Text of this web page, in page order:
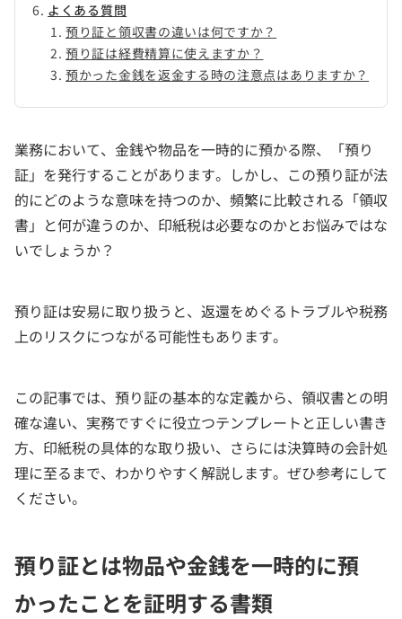
よくある質問
預り証と領収書の違いは何ですか？
預り証は経費精算に使えますか？
預かった金銭を返金する時の注意点はありますか？
業務において、金銭や物品を一時的に預かる際、「預り
証」を発行することがあります。しかし、この預り証が法
的にどのような意味を持つのか、頻繁に比較される「領収
書」と何が違うのか、印紙税は必要なのかとお悩みではな
いでしょうか？
預り証は安易に取り扱うと、返還をめぐるトラブルや税務
上のリスクにつながる可能性もあります。
この記事では、預り証の基本的な定義から、領収書との明
確な違い、実務ですぐに役立つテンプレートと正しい書き
方、印紙税の具体的な取り扱い、さらには決算時の会計処
理に至るまで、わかりやすく解説します。ぜひ参考にして
ください。
預り証とは物品や金銭を一時的に預
かったことを証明する書類